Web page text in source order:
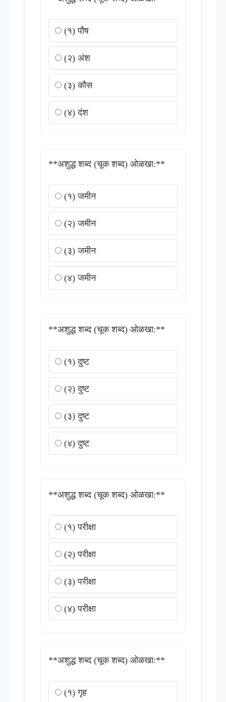
(१) पौष
(२) अंश
(३) कौस
(४) दंश
**अशुद्ध शब्द (चूक शब्द) ओळखा:**
(१) जमीन
(२) जमीन
(३) जमीन
(४) जमीन
**अशुद्ध शब्द (चूक शब्द) ओळखा:**
(१) दुष्ट
(२) दुष्ट
(३) दुष्ट
(४) दुष्ट
**अशुद्ध शब्द (चूक शब्द) ओळखा:**
(१) परीक्षा
(२) परीक्षा
(३) परीक्षा
(४) परीक्षा
**अशुद्ध शब्द (चूक शब्द) ओळखा:**
(१) गृह